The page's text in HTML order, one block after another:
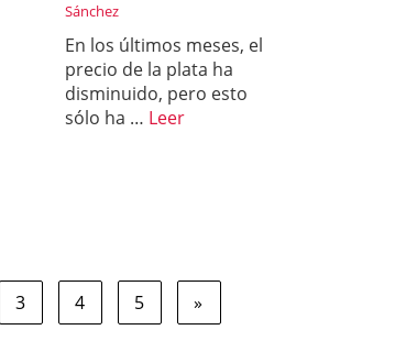
Sánchez
En los últimos meses, el
precio de la plata ha
disminuido, pero esto
sólo ha … Leer
3 4 5 »